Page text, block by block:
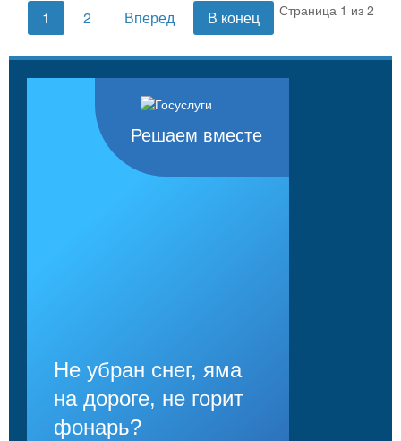
Страница 1 из 2
1 2 Вперед В конец
Решаем вместе
Не убран снег, яма
на дороге, не горит
фонарь?